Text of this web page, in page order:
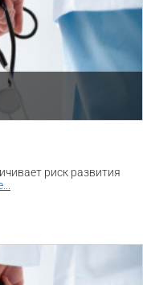
риск развития